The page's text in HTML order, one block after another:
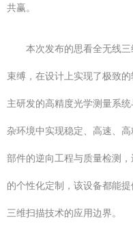
共赢。
本次发布的思看全无线
束缚，在设计上实现了极致
主研发的高精度光学测量系
杂环境中实现稳定、高速、
部件的逆向工程与质量检测
的个性化定制，该设备都能
三维扫描技术的应用边界。